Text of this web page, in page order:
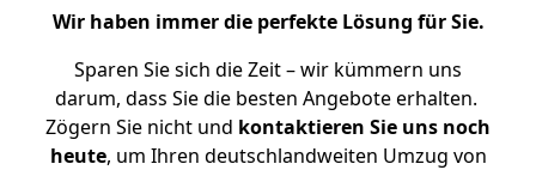
Wir haben immer die perfekte Lösung für Sie.
Sparen Sie sich die Zeit – wir kümmern uns
darum, dass Sie die besten Angebote erhalten.
Zögern Sie nicht und kontaktieren Sie uns noch
heute, um Ihren deutschlandweiten Umzug von